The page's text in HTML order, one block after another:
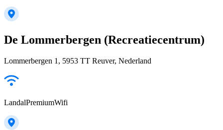
De Lommerbergen (Recreatiecentrum)
Lommerbergen 1, 5953 TT Reuver, Nederland
LandalPremiumWifi